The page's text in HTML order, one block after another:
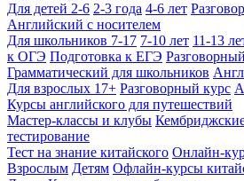
Для детей 2-6 2-3 года 4-6 лет
Английский с носителем
Для школьников 7-17 7-10 лет 11-13
к ОГЭ Подготовка к ЕГЭ
Грамматический для школьников
Для взрослых 17+ Разговорный курс
Курсы английского для путешествий
Мастер-классы и клубы
тестирование
Тест на знание китайского Онлайн-
Взрослым Детям Офлайн-курсы